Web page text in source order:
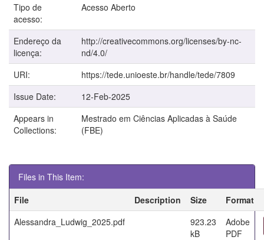
Tipo de
acesso:
Acesso Aberto
Endereço da
licença:
http://creativecommons.org/licenses/by-nc-
nd/4.0/
URI:
https://tede.unioeste.br/handle/tede/7809
Issue Date:
12-Feb-2025
Appears in
Collections:
Mestrado em Ciências Aplicadas à Saúde
(FBE)
Files in This Item:
File
Description Size
Format
Alessandra_Ludwig_2025.pdf
923.23
kB
Adobe
PDF